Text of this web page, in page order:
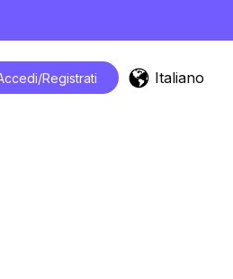
Registrati Italiano